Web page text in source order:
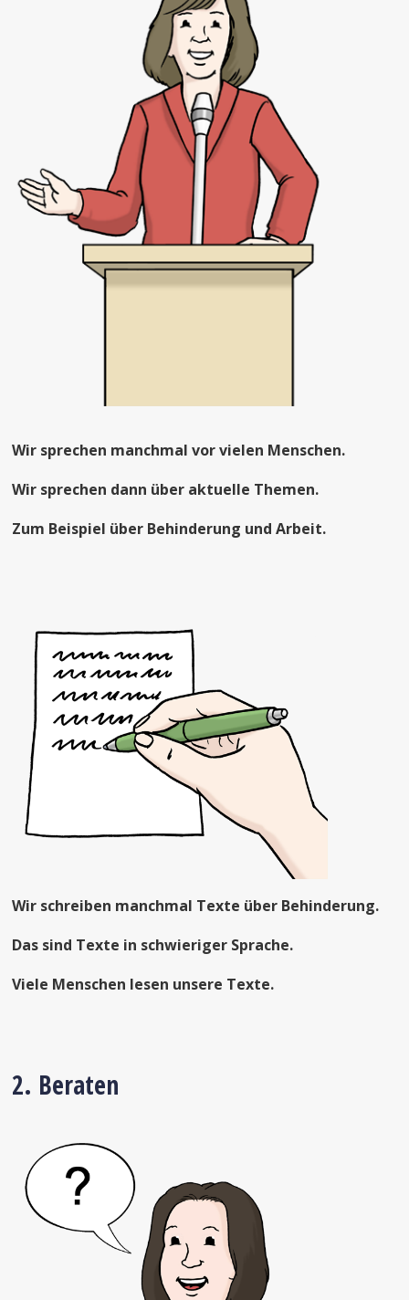
Wir sprechen manchmal vor vielen Menschen.
Wir sprechen dann über aktuelle Themen.
Zum Beispiel über Behinderung und Arbeit.
Wir schreiben manchmal Texte über Behinderung.
Das sind Texte in schwieriger Sprache.
Viele Menschen lesen unsere Texte.
2. Beraten